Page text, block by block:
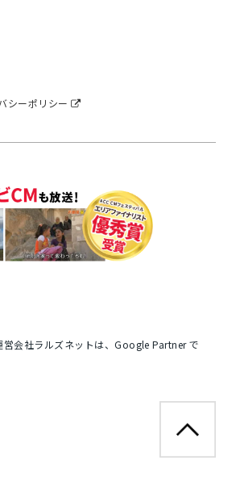
シーポリシー
営会社ラルズネットは、Google Partner で